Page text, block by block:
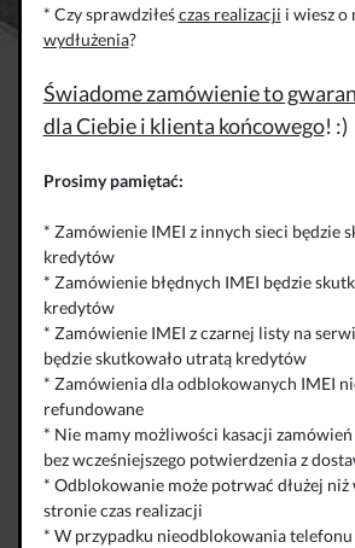
* Czy sprawdziłeśczas realizacji i wiesz o
wydłużenia?
Świadome zamówienie to
dla Ciebie i klienta końcowego! :)
Prosimy pamiętać:
* Zamówienie IMEI z innych sieci będzie
kredytów
* Zamówienie błędnych IMEI będzie
kredytów
* Zamówienie IMEI z czarnej listy na
będzie skutkowało utratą kredytów
* Zamówienia dla odblokowanych IMEI
refundowane
* Nie mamy możliwości kasacji
bez wcześniejszego potwierdzenia z
* Odblokowanie może potrwać dłużej niż
stronie czas realizacji
* W przypadku nieodblokowania